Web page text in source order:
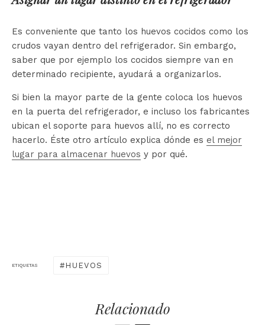
Es conveniente que tanto los huevos cocidos como los
crudos vayan dentro del refrigerador. Sin embargo,
saber que por ejemplo los cocidos siempre van en
determinado recipiente, ayudará a organizarlos.
Si bien la mayor parte de la gente coloca los huevos
en la puerta del refrigerador, e incluso los fabricantes
ubican el soporte para huevos allí, no es correcto
hacerlo. Éste otro artículo explica dónde es el mejor
lugar para almacenar huevos y por qué.
ETIQUETAS HUEVOS
Relacionado